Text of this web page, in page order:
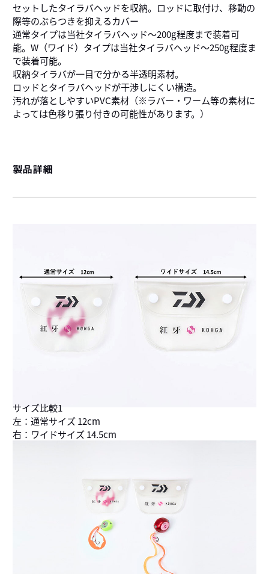
セットしたタイラバヘッドを収納。ロッドに取付け、移動の
際等のぶらつきを抑えるカバー
通常タイプは当社タイラバヘッド～200g程度まで装着可
能。W（ワイド）タイプは当社タイラバヘッド～250g程度ま
で装着可能。
収納タイラバが一目で分かる半透明素材。
ロッドとタイラバヘッドが干渉しにくい構造。
汚れが落としやすいPVC素材（※ラバー・ワーム等の素材に
よっては色移り張り付きの可能性があります。）
製品詳細
サイズ比較1
左：通常サイズ 12cm
右：ワイドサイズ 14.5cm